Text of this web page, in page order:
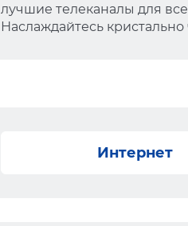
лучшие телеканалы для
Наслаждайтесь
Интернет